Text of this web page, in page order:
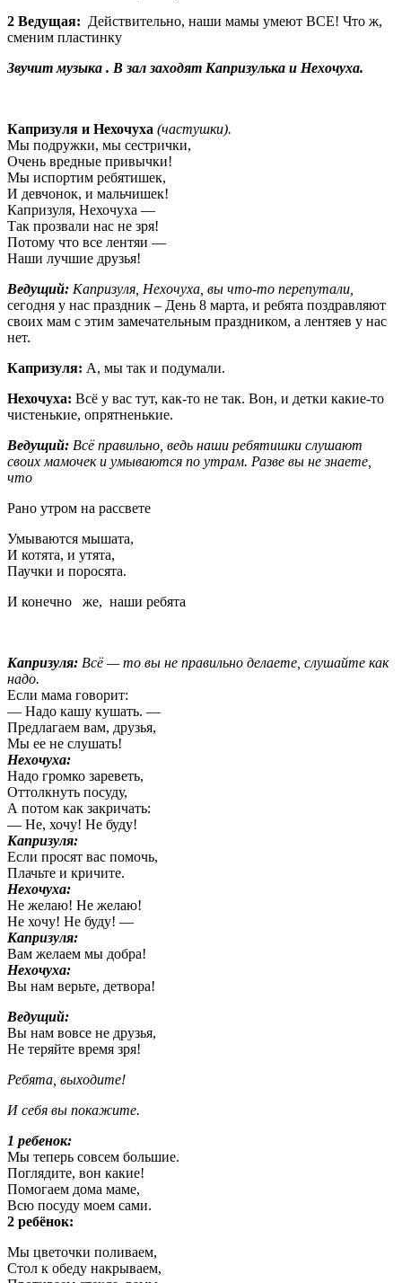
2 Ведущая: Действительно, наши мамы умеют ВСЕ! Что ж,
сменим пластинку
Звучит музыка . В зал заходят Капризулька и Нехочуха.
Капризуля и Нехочуха (частушки).
Мы подружки, мы сестрички,
Очень вредные привычки!
Мы испортим ребятишек,
И девчонок, и мальчишек!
Капризуля, Нехочуха —
Так прозвали нас не зря!
Потому что все лентяи —
Наши лучшие друзья!
Ведущий: Капризуля, Нехочуха, вы что-то перепутали,
сегодня у нас праздник – День 8 марта, и ребята поздравляют
своих мам с этим замечательным праздником, а лентяев у нас
нет.
Капризуля: А, мы так и подумали.
Нехочуха: Всё у вас тут, как-то не так. Вон, и детки какие-то
чистенькие, опрятненькие.
Ведущий: Всё правильно, ведь наши ребятишки слушают
своих мамочек и умываются по утрам. Разве вы не знаете,
что
Рано утром на рассвете
Умываются мышата,
И котята, и утята,
Паучки и поросята.
И конечно же, наши ребята
Капризуля: Всё — то вы не правильно делаете, слушайте как
надо.
Если мама говорит:
— Надо кашу кушать. —
Предлагаем вам, друзья,
Мы ее не слушать!
Нехочуха:
Надо громко зареветь,
Оттолкнуть посуду,
А потом как закричать:
— Не, хочу! Не буду!
Капризуля:
Если просят вас помочь,
Плачьте и кричите.
Нехочуха:
Не желаю! Не желаю!
Не хочу! Не буду! —
Капризуля:
Вам желаем мы добра!
Нехочуха:
Вы нам верьте, детвора!
Ведущий:
Вы нам вовсе не друзья,
Не теряйте время зря!
Ребята, выходите!
И себя вы покажите.
1 ребенок:
Мы теперь совсем большие.
Поглядите, вон какие!
Помогаем дома маме,
Всю посуду моем сами.
2 ребёнок:
Мы цветочки поливаем,
Стол к обеду накрываем,